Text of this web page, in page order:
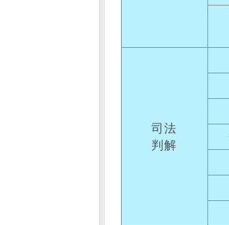
司法
判解